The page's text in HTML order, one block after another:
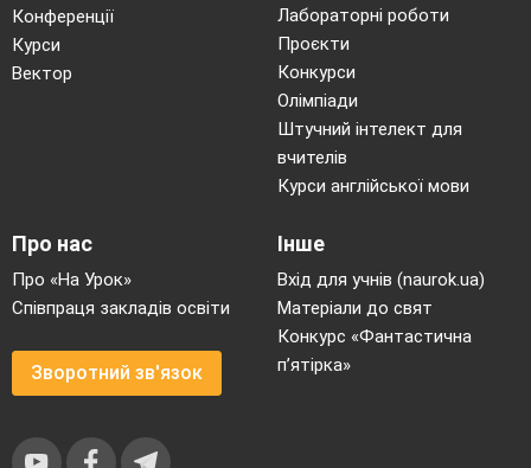
Конференції
Курси
Вектор
Лабораторні роботи
Проєкти
Конкурси
Олімпіади
Штучний інтелект для
вчителів
Курси англійської мови
Про нас
Про «На Урок»
Співпраця закладів освіти
Зворотний зв'язок
Інше
Вхід для учнів (naurok.ua)
Матеріали до свят
Конкурс «Фантастична
п’ятірка»